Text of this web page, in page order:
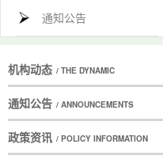
通知公告
机构动态 / THE DYNAMIC
通知公告 / ANNOUNCEMENTS
政策资讯 / POLICY INFORMATION